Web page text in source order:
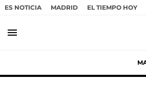
ES NOTICIA MADRID EL TIEMPO HOY
menu